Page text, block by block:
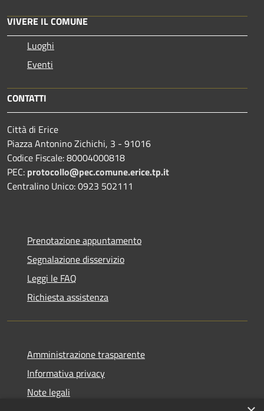
VIVERE IL COMUNE
Luoghi
Eventi
CONTATTI
Città di Erice
Piazza Antonino Zichichi, 3 - 91016
Codice Fiscale: 80004000818
PEC: protocollo@pec.comune.erice.tp.it
Centralino Unico: 0923 502111
Prenotazione appuntamento
Segnalazione disservizio
Leggi le FAQ
Richiesta assistenza
Amministrazione trasparente
Informativa privacy
Note legali